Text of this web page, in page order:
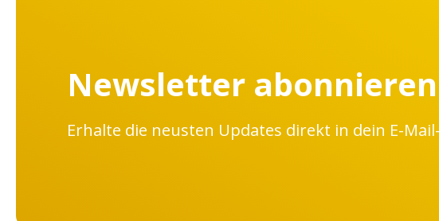
Newsletter abonnieren
Erhalte die neusten Updates direkt in dein E-